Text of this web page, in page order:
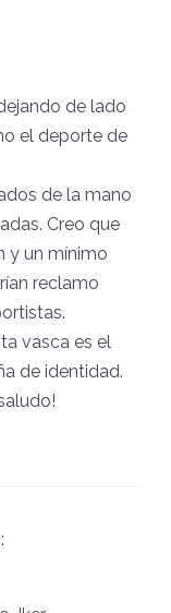
de lado
el deporte de
de la mano
Creo que
y un mínimo
reclamo
vasca es el
de identidad.